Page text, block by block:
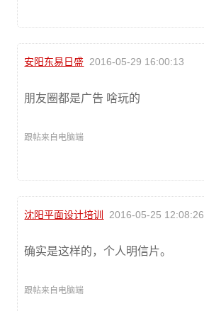
安阳东易日盛 2016-05-29 16:00:13
朋友圈都是广告 啥玩的
跟帖来自电脑端
沈阳平面设计培训 2016-05-25 12:08:26
确实是这样的，个人明信片。
跟帖来自电脑端